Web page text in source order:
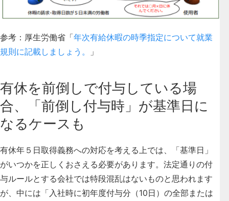
参考：厚生労働省「年次有給休暇の時季指定について就業
規則に記載しましょう。
」
有休を前倒しで付与している場
合、「前倒し付与時」が基準日に
なるケースも
有休年５日取得義務への対応を考える上では、「基準日」
がいつかを正しくおさえる必要があります。法定通りの付
与ルールとする会社では特段混乱はないものと思われます
が、中には「入社時に初年度付与分（10日）の全部または